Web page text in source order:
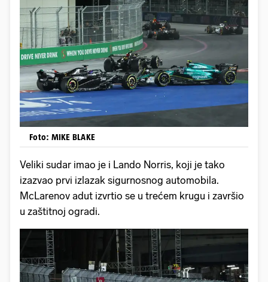
Foto: MIKE BLAKE
Veliki sudar imao je i Lando Norris, koji je tako
izazvao prvi izlazak sigurnosnog automobila.
McLarenov adut izvrtio se u trećem krugu i završio
u zaštitnoj ogradi.